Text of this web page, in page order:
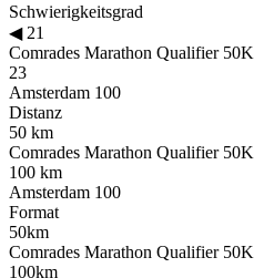
Schwierigkeitsgrad
◀21
Comrades Marathon Qualifier 50K
23
Amsterdam 100
Distanz
50 km
Comrades Marathon Qualifier 50K
100 km
Amsterdam 100
Format
50km
Comrades Marathon Qualifier 50K
100km